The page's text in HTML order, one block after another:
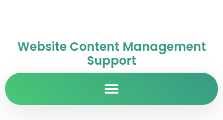
Website Content Management
Support